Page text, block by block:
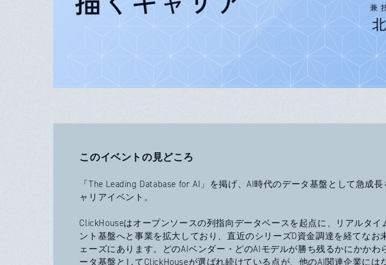
このイベントの見どころ
「The Leading Database for AI」を掲げ、AI時代のデータ基盤として急成
ャリアイベント。
ClickHouseはオープンソースの列指向データベースを起点に、リアルタ
ント基盤へと事業を拡大しており、直近のシリーズD資金調達を経てなお
ェーズにあります。どのAIベンダー・どのAIモデルが勝ち残るかにかか
ータ基盤としてClickHouseが選ばれ続けている点が、他のAI関連企業には